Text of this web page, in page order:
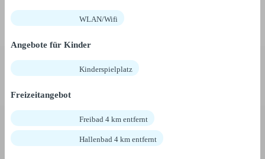
WLAN/Wifi
Angebote für Kinder
Kinderspielplatz
Freizeitangebot
Freibad 4 km entfernt
Hallenbad 4 km entfernt